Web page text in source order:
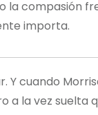
la compasión
importa.
Y cuando
a la vez suelta